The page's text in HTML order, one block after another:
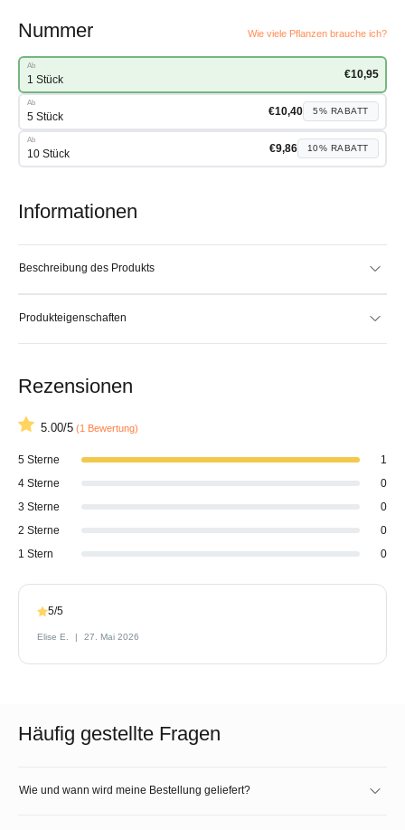
Nummer Wie viele Pflanzen brauche ich?
Ab
1 Stück €10,95
Ab
5 Stück €10,40 5% RABATT
Ab
10 Stück €9,86 10% RABATT
Informationen
Beschreibung des Produkts
Produkteigenschaften
Rezensionen
5.00/5 (1 Bewertung)
5 Sterne
1
4 Sterne
0
3 Sterne
0
2 Sterne
0
1 Stern
0
5/5
Elise E. 27. Mai 2026
Häufig gestellte Fragen
Wie und wann wird meine Bestellung geliefert?